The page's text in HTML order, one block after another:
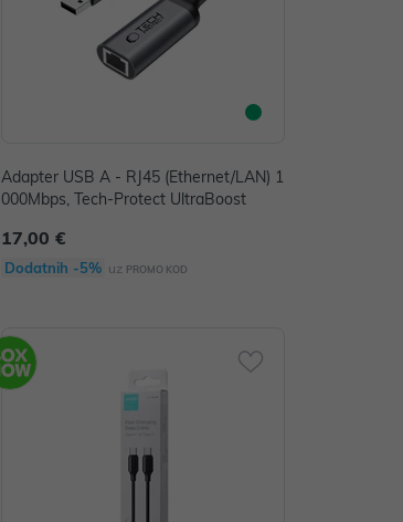
Adapter USB A - RJ45 (Ethernet/LAN) 1
000Mbps, Tech-Protect UltraBoost
17,00 €
Dodatnih -5% uz PROMO KOD